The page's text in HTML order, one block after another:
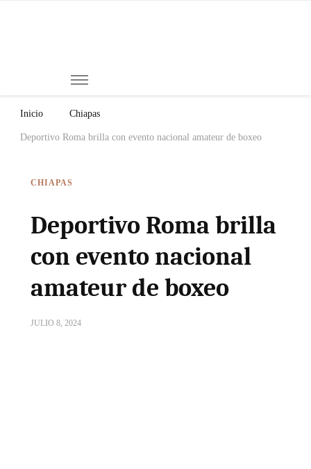
Inicio Chiapas
Deportivo Roma brilla con evento nacional amateur de boxeo
CHIAPAS
Deportivo Roma brilla
con evento nacional
amateur de boxeo
JULIO 8, 2024